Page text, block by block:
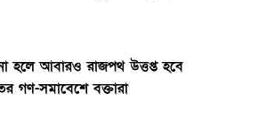
হলে আবারও রাজপথ উত্তপ্ত হবে
গণ-সমাবেশে বক্তারা